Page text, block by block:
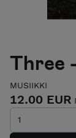
Three
MUSIIKKI
12.00 EUR